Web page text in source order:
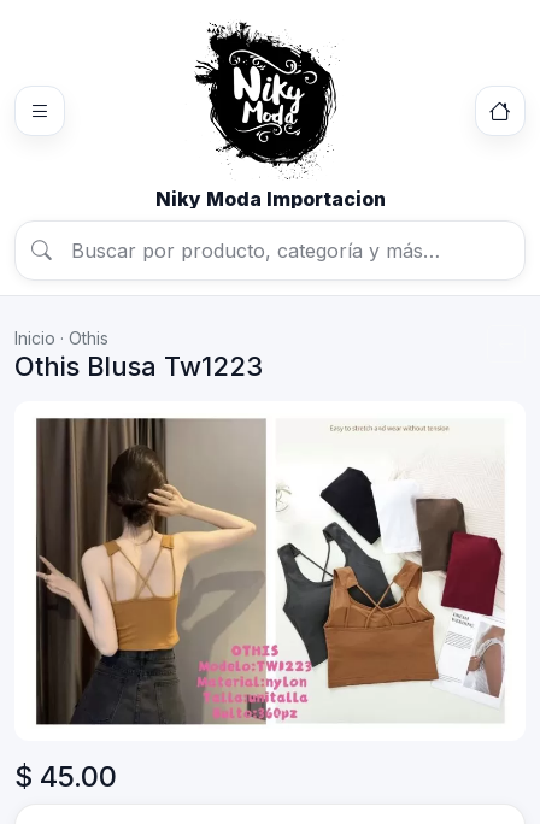
Niky Moda Importacion
Inicio · Othis
Othis Blusa Tw1223
$ 45.00